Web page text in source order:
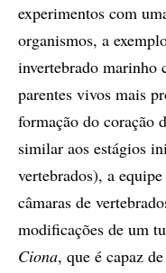
experimentos com
organismos, a
invertebrado marinho
parentes vivos mais
formação do coração
similar aos estágios
vertebrados), a
câmaras de
modificações de um
Ciona, que é capaz